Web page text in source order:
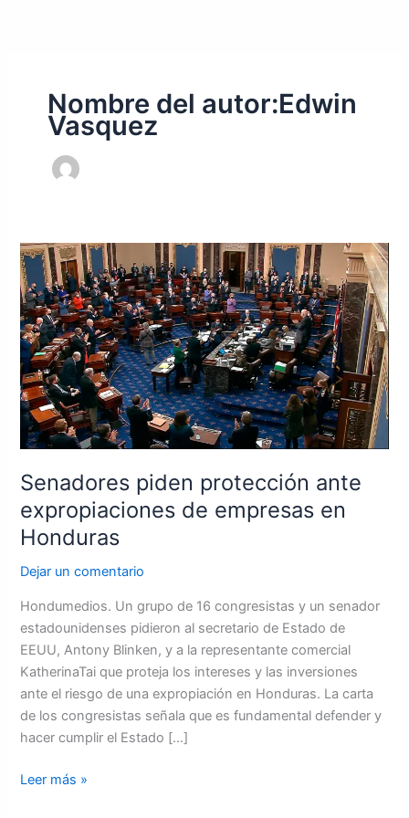
Nombre del autor:Edwin
Vasquez
Senadores piden protección ante
expropiaciones de empresas en
Honduras
Dejar un comentario
Hondumedios. Un grupo de 16 congresistas y un senador
estadounidenses pidieron al secretario de Estado de
EEUU, Antony Blinken, y a la representante comercial
KatherinaTai que proteja los intereses y las inversiones
ante el riesgo de una expropiación en Honduras. La carta
de los congresistas señala que es fundamental defender y
hacer cumplir el Estado […]
Senadores
piden
protección
ante
expropiaciones
de
empresas
en
Honduras
Leer más »